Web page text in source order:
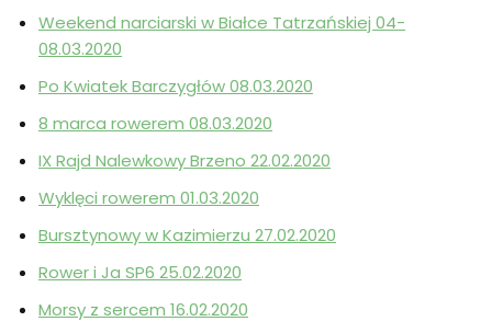
Weekend narciarski w Białce Tatrzańskiej 04-
08.03.2020
Po Kwiatek Barczygłów 08.03.2020
8 marca rowerem 08.03.2020
IX Rajd Nalewkowy Brzeno 22.02.2020
Wyklęci rowerem 01.03.2020
Bursztynowy w Kazimierzu 27.02.2020
Rower i Ja SP6 25.02.2020
Morsy z sercem 16.02.2020